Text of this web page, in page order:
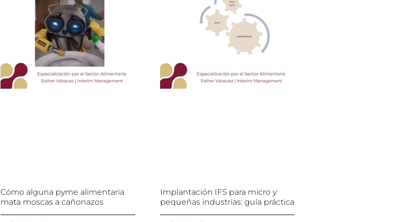
Cómo alguna pyme alimentaria
mata moscas a cañonazos
Implantación IFS para micro y
pequeñas industrias: guía práctica